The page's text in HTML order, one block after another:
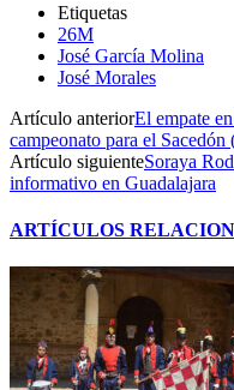
Etiquetas
26M
José García Molina
José Morales
Artículo anteriorEl empate
campeonato para el Sacedón
Artículo siguienteSoraya
informativo en Guadalajara
ARTÍCULOS